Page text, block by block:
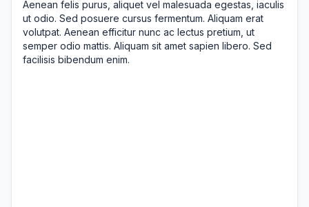
Aenean felis purus, aliquet vel malesuada egestas, iaculis
ut odio. Sed posuere cursus fermentum. Aliquam erat
volutpat. Aenean efficitur nunc ac lectus pretium, ut
semper odio mattis. Aliquam sit amet sapien libero. Sed
facilisis bibendum enim.